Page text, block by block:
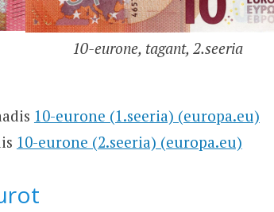
10-eurone, tagant, 2.seeria
10-eurone (1.seeria) (europa.eu)
10-eurone (2.seeria) (europa.eu)